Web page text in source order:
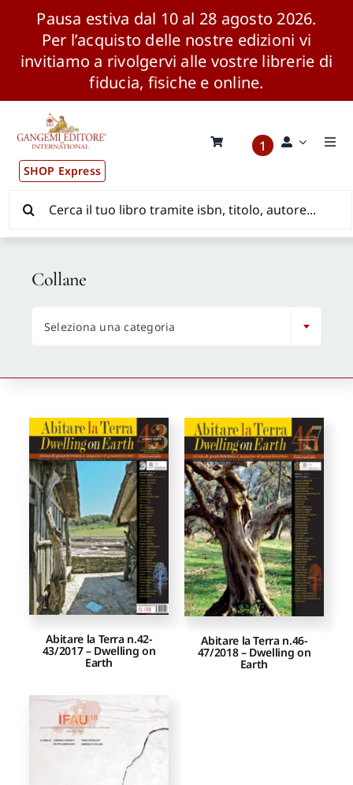
Pausa estiva dal 10 al 28 agosto 2026.
Per l’acquisto delle nostre edizioni vi
invitiamo a rivolgervi alle vostre librerie di
fiducia, fisiche e online.
contenuto
SHOP Express
1
Pubblicazioni
News ed Eventi
Distribuzione Wolrdwide
CONSIP / MEPA / ANVUR / CINECA
Autori
Proposte di pubblicazione
Gangemi Editore
Newsletter
per:
Abitare la Terra n.42-
43/2017 – Dwelling on
Earth
Abitare la Terra n.46-
47/2018 – Dwelling on
Earth
Collane
Seleziona una categoria